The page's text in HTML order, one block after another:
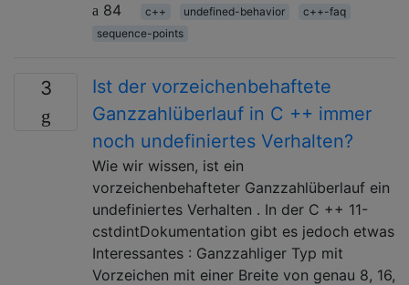
84
c++ undefined-behavior
c++-faq
sequence-points
3
Ist der vorzeichenbehaftete
Ganzzahlüberlauf in C ++ immer
noch undefiniertes Verhalten?
Wie wir wissen, ist ein
vorzeichenbehafteter Ganzzahlüberlauf ein
undefiniertes Verhalten . In der C ++ 11-
cstdintDokumentation gibt es jedoch etwas
Interessantes : Ganzzahliger Typ mit
Vorzeichen mit einer Breite von genau 8, 16,